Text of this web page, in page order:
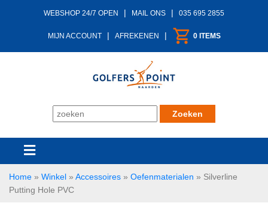
WEBSHOP 24/7 OPEN | MAIL ONS | 035 695 2855
MIJN ACCOUNT | AFREKENEN | 0 ITEMS
Home » Winkel » Accessoires » Oefenmaterialen » Silverline
Putting Hole PVC